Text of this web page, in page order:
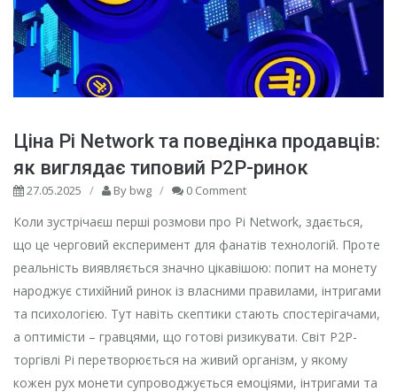
Ціна Pi Network та поведінка продавців:
як виглядає типовий P2P-ринок
27.05.2025 / By bwg / 0 Comment
Коли зустрічаєш перші розмови про Pi Network, здається,
що це черговий експеримент для фанатів технологій. Проте
реальність виявляється значно цікавішою: попит на монету
народжує стихійний ринок із власними правилами, інтригами
та психологією. Тут навіть скептики стають спостерігачами,
а оптимісти – гравцями, що готові ризикувати. Світ P2P-
торгівлі Pi перетворюється на живий організм, у якому
кожен рух монети супроводжується емоціями, інтригами та